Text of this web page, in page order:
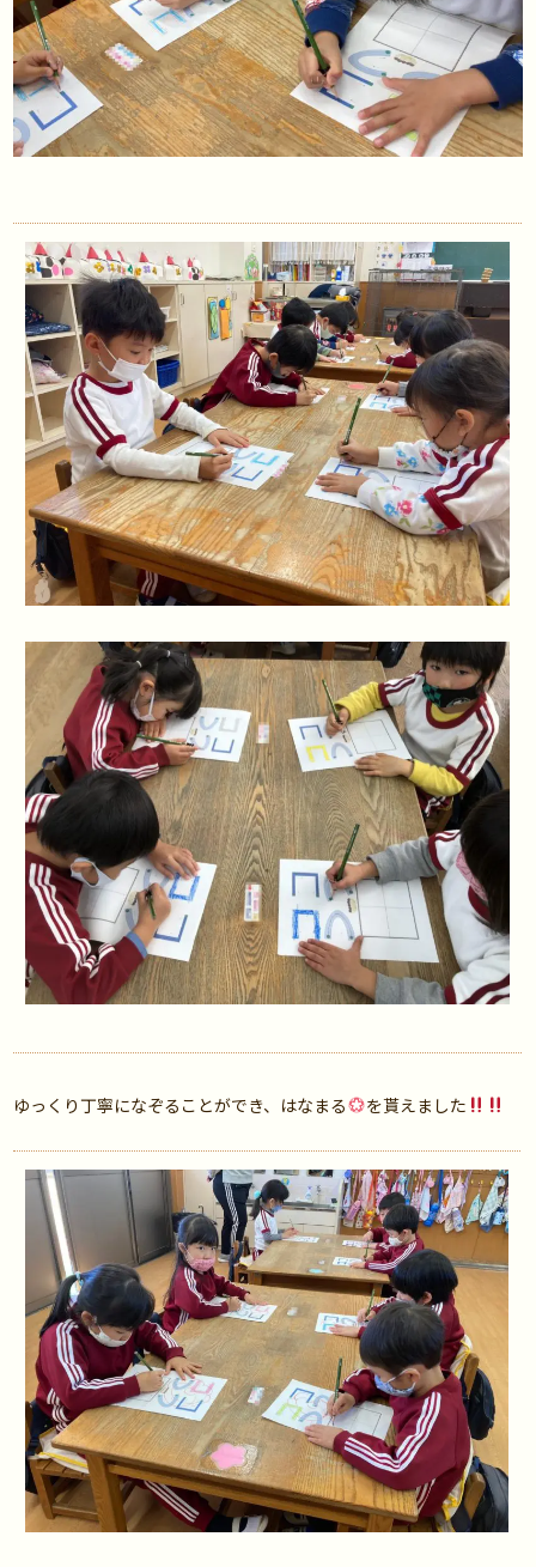
ゆっくり丁寧になぞることができ、はなまる を貰えました